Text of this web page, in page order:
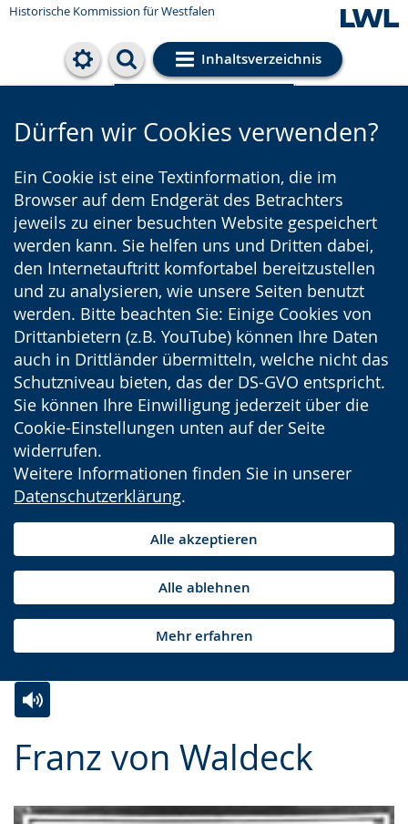
Historische Kommission für Westfalen
Inhaltsverzeichnis
Cookie-Einstellungen
Dürfen wir Cookies verwenden?
Ein Cookie ist eine Textinformation, die im
Browser auf dem Endgerät des Betrachters
jeweils zu einer besuchten Website gespeichert
werden kann. Sie helfen uns und Dritten dabei,
den Internetauftritt komfortabel bereitzustellen
und zu analysieren, wie unsere Seiten benutzt
werden. Bitte beachten Sie: Einige Cookies von
Drittanbietern (z.B. YouTube) können Ihre Daten
auch in Drittländer übermitteln, welche nicht das
Schutzniveau bieten, das der DS-GVO entspricht.
Sie können Ihre Einwilligung jederzeit über die
Cookie-Einstellungen unten auf der Seite
widerrufen.
Weitere Informationen finden Sie in unserer
Datenschutzerklärung.
Alle akzeptieren
Alle ablehnen
Mehr erfahren
Franz von Waldeck
Leichten
wechseln.
Audio-
Video
Deutscher